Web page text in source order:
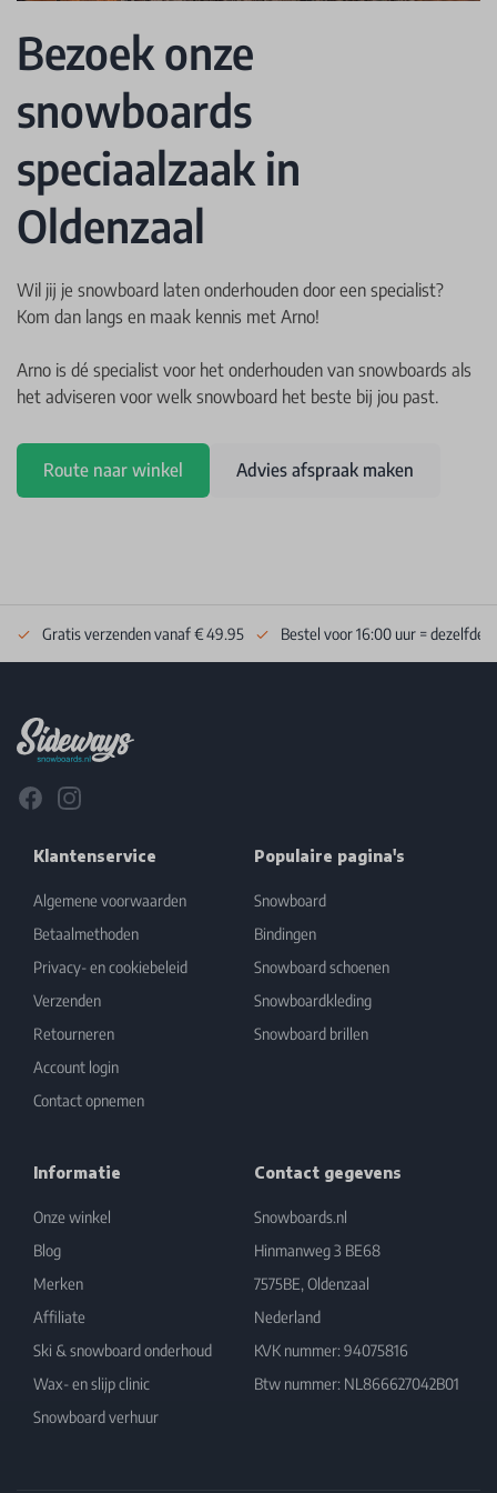
Bezoek onze
snowboards
speciaalzaak in
Oldenzaal
Wil jij je snowboard laten onderhouden door een specialist?
Kom dan langs en maak kennis met Arno!
Arno is dé specialist voor het onderhouden van snowboards als
het adviseren voor welk snowboard het beste bij jou past.
Route naar winkel Advies afspraak maken
Gratis verzenden vanaf € 49.95 Bestel voor 16:00 uur = dezelfde
FacebookInstagram
Klantenservice
Algemene voorwaarden
Betaalmethoden
Privacy- en cookiebeleid
Verzenden
Retourneren
Account login
Contact opnemen
Populaire pagina's
Snowboard
Bindingen
Snowboard schoenen
Snowboardkleding
Snowboard brillen
Informatie
Onze winkel
Blog
Merken
Affiliate
Ski & snowboard onderhoud
Wax- en slijp clinic
Snowboard verhuur
Contact gegevens
Snowboards.nl
Hinmanweg 3 BE68
7575BE, Oldenzaal
Nederland
KVK nummer: 94075816
Btw nummer: NL866627042B01